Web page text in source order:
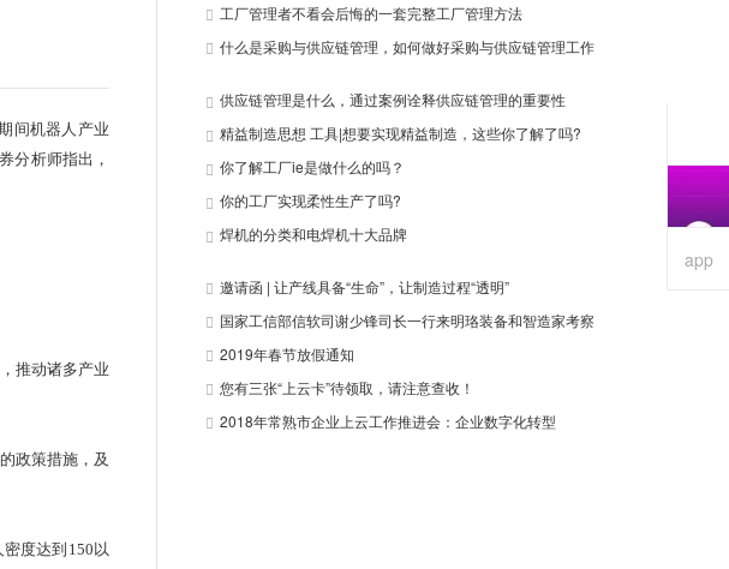
间机器人产业
分析师指出，
推动诸多产业
政策措施，及
度达到150以
工厂管理者不看会后悔的一套完整工厂管理方法
什么是采购与供应链管理，如何做好采购与供应链管理工作
供应链管理是什么，通过案例诠释供应链管理的重要性
精益制造思想 工具|想要实现精益制造，这些你了解了吗?
你了解工厂ie是做什么的吗？
你的工厂实现柔性生产了吗?
焊机的分类和电焊机十大品牌
邀请函 | 让产线具备“生命”，让制造过程“透明”
国家工信部信软司谢少锋司长一行来明珞装备和智造家考察
2019年春节放假通知
您有三张“上云卡”待领取，请注意查收！
2018年常熟市企业上云工作推进会：企业数字化转型
app